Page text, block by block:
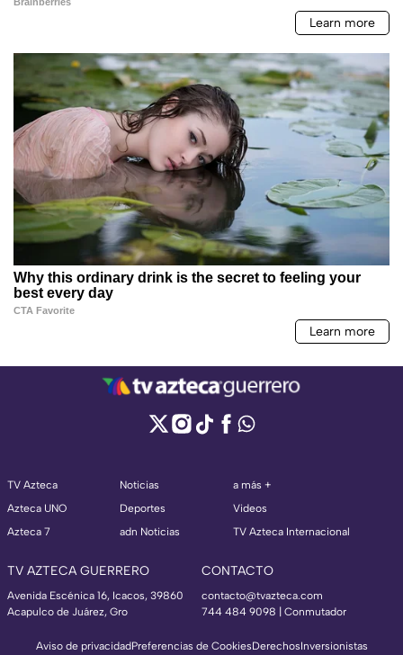
TV Azteca
Azteca UNO
Azteca 7
Noticias
Deportes
adn Noticias
a más +
Videos
TV Azteca Internacional
TV AZTECA GUERRERO
Avenida Escénica 16, Icacos, 39860
Acapulco de Juárez, Gro
CONTACTO
contacto@tvazteca.com
744 484 9098 | Conmutador
Aviso de privacidadPreferencias de CookiesDerechosInversionistas